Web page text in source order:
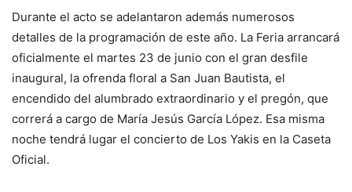
Durante el acto se adelantaron además numerosos
detalles de la programación de este año. La Feria arrancará
oficialmente el martes 23 de junio con el gran desfile
inaugural, la ofrenda floral a San Juan Bautista, el
encendido del alumbrado extraordinario y el pregón, que
correrá a cargo de María Jesús García López. Esa misma
noche tendrá lugar el concierto de Los Yakis en la Caseta
Oficial.